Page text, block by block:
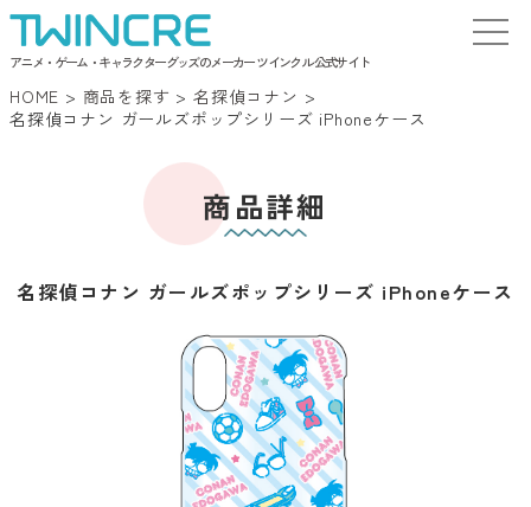
アニメ・ゲーム・キャラクターグッズのメーカー ツインクル 公式サイト
HOME > 商品を探す >名探偵コナン >
名探偵コナン ガールズポップシリーズ iPhoneケース
商品詳細
名探偵コナン ガールズポップシリーズ iPhoneケース